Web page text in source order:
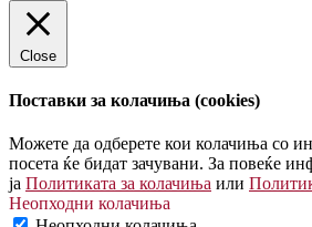
Close
Поставки за колачиња (cookies)
Можете да одберете кои колачиња со
посета ќе бидат зачувани. За повеќе
ја Политиката за колачиња или
Неопходни колачиња